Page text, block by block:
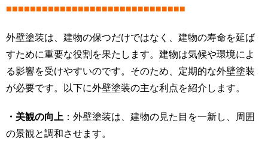
■■■■■■■■■■■■■■■■■■■■■■■■■■■■■■
外壁塗装は、建物の保つだけではなく、建物の寿命を延ば
すために重要な役割を果たします。建物は気候や環境によ
る影響を受けやすいのです。そのため、定期的な外壁塗装
が必要です。以下に外壁塗装の主な利点を紹介します。
・美観の向上 ：外壁塗装は、建物の見た目を一新し、周囲
の景観と調和させます。